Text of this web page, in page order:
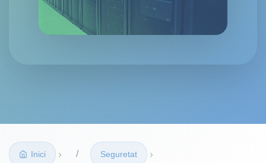
Inici › Seguretat ›